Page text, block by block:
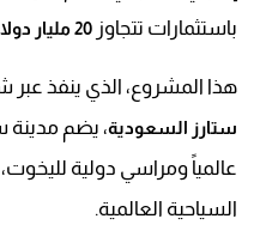
باستثمارات تتجاوز 20 مليار دولار
هذا المشروع، الذي ينفذ عبر
ستارز السعودية
عالمياً ومراسي دولية
السياحية العالمية.